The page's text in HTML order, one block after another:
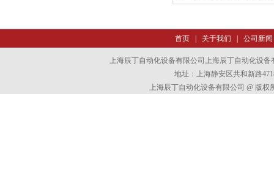
首页| 关于我们 公司新闻
上海辰丁自动化设备有限公司上海辰丁自动化设备
地址：上海静安区共和新路
上海辰丁自动化设备有限公司 @ 版权